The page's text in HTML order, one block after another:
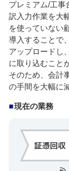
プレミアム/工事
訳入力作業を大
を使っていない
導入することで
アップロードし
に取り込むこと
そのため、会計
の手間を大幅に
現在の業務